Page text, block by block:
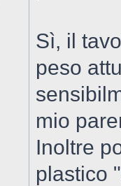
Sì, il
peso
mio
Inoltre
plastico